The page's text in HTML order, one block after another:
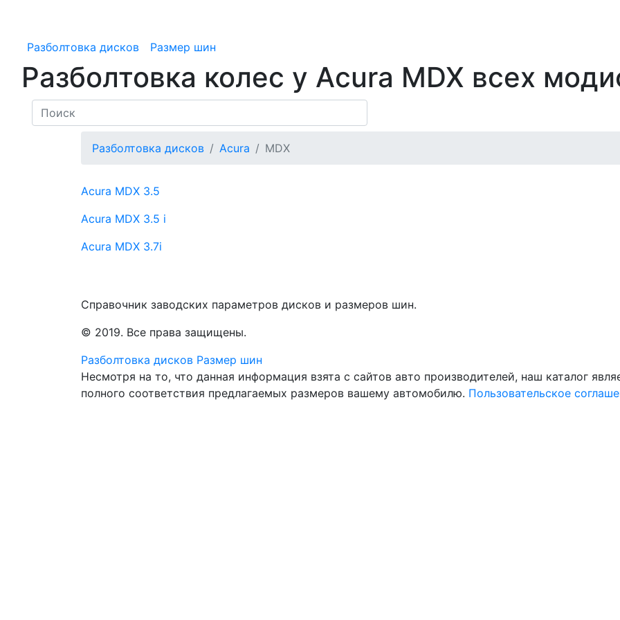
Разболтовка дисков Размер шин
Разболтовка колес у Acura MDX всех
Разболтовка дисков Acura MDX
Acura MDX 3.5
Acura MDX 3.5 i
Acura MDX 3.7i
Справочник заводских параметров дисков и размеров шин.
© 2019. Все права защищены.
Разболтовка дисков Размер шин
Несмотря на то, что данная информация взята с сайтов авто производителей, наш каталог
полного соответствия предлагаемых размеров вашему автомобилю. Пользовательское